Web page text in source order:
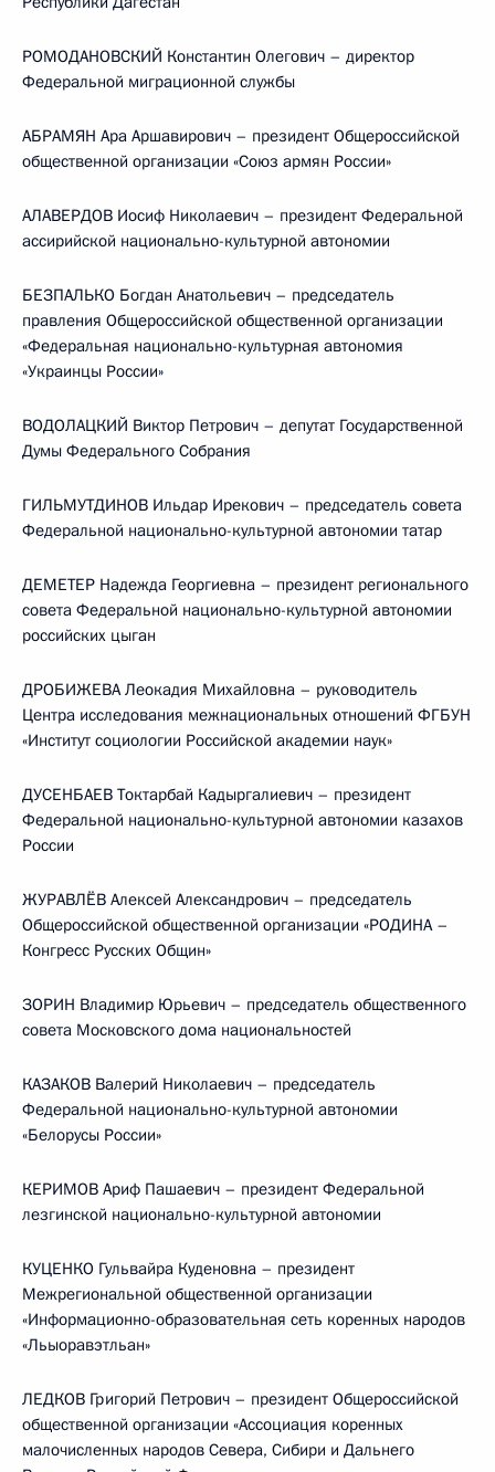
РОМОДАНОВСКИЙ Константин Олегович – директор
Федеральной миграционной службы
АБРАМЯН Ара Аршавирович – президент Общероссийской
общественной организации «Союз армян России»
АЛАВЕРДОВ Иосиф Николаевич – президент Федеральной
ассирийской национально-культурной автономии
БЕЗПАЛЬКО Богдан Анатольевич – председатель
правления Общероссийской общественной организации
«Федеральная национально-культурная автономия
«Украинцы России»
ВОДОЛАЦКИЙ Виктор Петрович – депутат Государственной
Думы Федерального Собрания
ГИЛЬМУТДИНОВ Ильдар Ирекович – председатель совета
Федеральной национально-культурной автономии татар
ДЕМЕТЕР Надежда Георгиевна – президент регионального
совета Федеральной национально-культурной автономии
российских цыган
ДРОБИЖЕВА Леокадия Михайловна – руководитель
Центра исследования межнациональных отношений ФГБУН
«Институт социологии Российской академии наук»
ДУСЕНБАЕВ Токтарбай Кадыргалиевич – президент
Федеральной национально-культурной автономии казахов
России
ЖУРАВЛЁВ Алексей Александрович – председатель
Общероссийской общественной организации «РОДИНА –
Конгресс Русских Общин»
ЗОРИН Владимир Юрьевич – председатель общественного
совета Московского дома национальностей
КАЗАКОВ Валерий Николаевич – председатель
Федеральной национально-культурной автономии
«Белорусы России»
КЕРИМОВ Ариф Пашаевич – президент Федеральной
лезгинской национально-культурной автономии
КУЦЕНКО Гульвайра Куденовна – президент
Межрегиональной общественной организации
«Информационно-образовательная сеть коренных народов
«Льыоравэтльан»
ЛЕДКОВ Григорий Петрович – президент Общероссийской
общественной организации «Ассоциация коренных
малочисленных народов Севера, Сибири и Дальнего